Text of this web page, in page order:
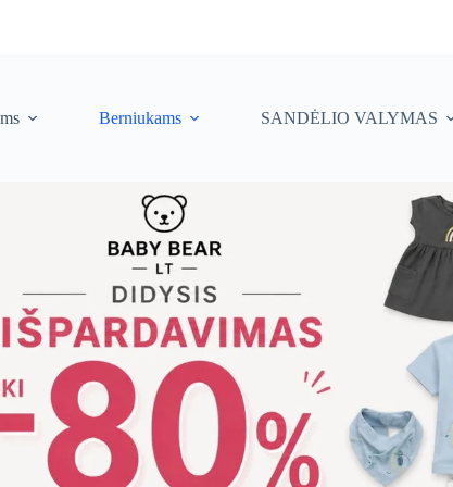
Berniukams SANDĖLIO VALYMAS